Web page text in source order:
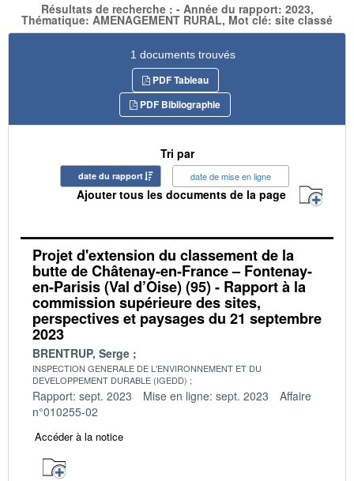
Résultats de recherche : - Année du rapport: 2023,
Thématique: AMENAGEMENT RURAL, Mot clé: site classé
1 documents trouvés
PDF Tableau
PDF Bibliographie
Tri par
date du rapport date de mise en ligne
Ajouter tous les documents de la page
Projet d'extension du classement de la
butte de Châtenay-en-France – Fontenay-
en-Parisis (Val d’Oise) (95) - Rapport à la
commission supérieure des sites,
perspectives et paysages du 21 septembre
2023
BRENTRUP, Serge
INSPECTION GENERALE DE L'ENVIRONNEMENT ET DU
DEVELOPPEMENT DURABLE (IGEDD)
Rapport: sept. 2023 Mise en ligne: sept. 2023
Affaire
n°010255-02
Accéder à la notice